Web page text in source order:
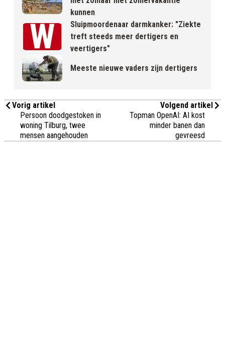
kunnen
Sluipmoordenaar darmkanker: "Ziekte
treft steeds meer dertigers en
veertigers"
Meeste nieuwe vaders zijn dertigers
Vorig artikel
Persoon doodgestoken in
woning Tilburg, twee
mensen aangehouden
Volgend artikel
Topman OpenAI: AI kost
minder banen dan
gevreesd